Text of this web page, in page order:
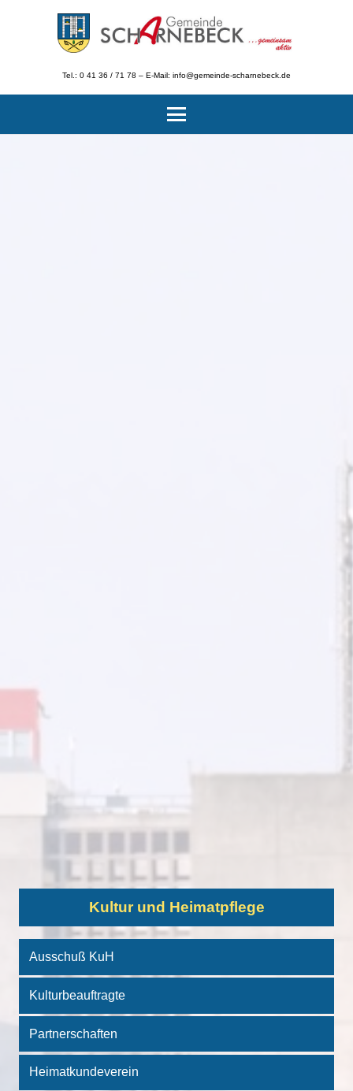
Tel.: 0 41 36 / 71 78 – E-Mail: info@gemeinde-scharnebeck.de
Kultur und Heimatpflege
Ausschuß KuH
Kulturbeauftragte
Partnerschaften
Heimatkundeverein